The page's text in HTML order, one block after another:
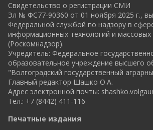
Свидетельство о регистрации СМИ
Эл № ФС77-90360 от 01 ноября 2025 г.,
Федеральной службой по надзору в
информационных технологий и массовых
(Роскомнадзор).
Учредитель: Федеральное
образовательное учреждение высшего
"Волгоградский государственный
Главный редактор Шашко О.А.
Адрес электронной почты:
Тел.: +7 (8442) 411-116
Печатные издания